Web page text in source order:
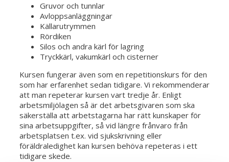
Gruvor och tunnlar
Avloppsanläggningar
Källarutrymmen
Rördiken
Silos och andra kärl för lagring
Tryckkärl, vakumkärl och cisterner
Kursen fungerar även som en repetitionskurs för den
som har erfarenhet sedan tidigare. Vi rekommenderar
att man repeterar kursen vart tredje år. Enligt
arbetsmiljölagen så är det arbetsgivaren som ska
säkerställa att arbetstagarna har rätt kunskaper för
sina arbetsuppgifter, så vid längre frånvaro från
arbetsplatsen t.ex. vid sjukskrivning eller
föräldraledighet kan kursen behöva repeteras i ett
tidigare skede.